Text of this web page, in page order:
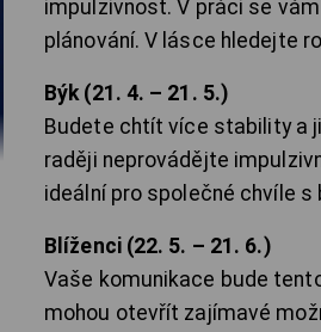
impulzivnost. V práci se
plánování. V lásce hledejte
Býk (21. 4. – 21. 5.)
Budete chtít více stability a
raději neprovádějte
ideální pro společné chvíle s
Blíženci (22. 5. – 21. 6.)
Vaše komunikace bude
mohou otevřít zajímavé